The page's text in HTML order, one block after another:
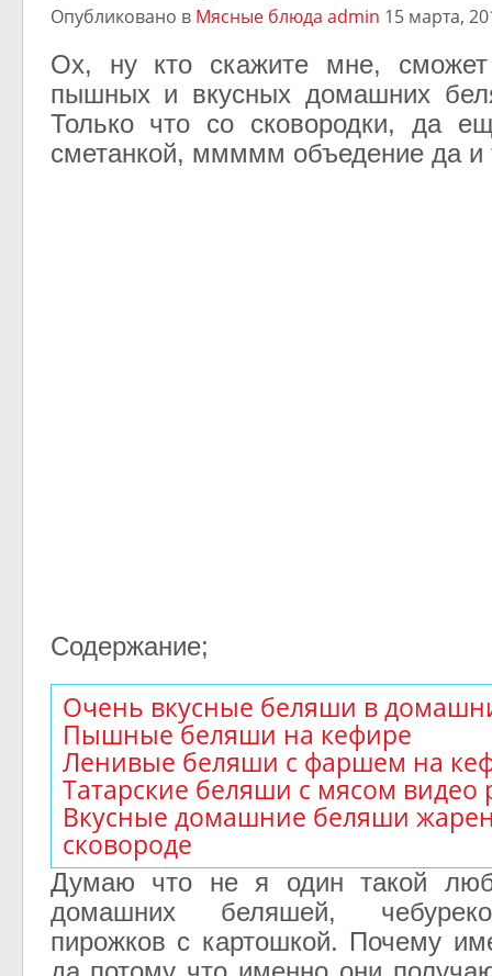
Опубликовано в Мясные блюда admin 15 марта,
Ох, ну кто скажите мне, сможет
пышных и вкусных домашних
Только что со сковородки, да
сметанкой, ммммм объедение да и
Содержание;
Очень вкусные беляши в
Пышные беляши на кефире
Ленивые беляши с фаршем на
Татарские беляши с мясом видео
Вкусные домашние беляши
сковороде
Думаю что не я один такой
домашних беляшей,
пирожков с картошкой. Почему